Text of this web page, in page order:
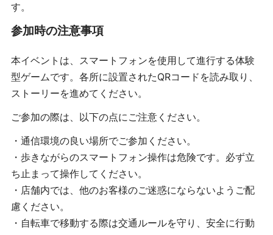
す。
参加時の注意事項
本イベントは、スマートフォンを使用して進行する体験
型ゲームです。各所に設置されたQRコードを読み取り、
ストーリーを進めてください。
ご参加の際は、以下の点にご注意ください。
・通信環境の良い場所でご参加ください。
・歩きながらのスマートフォン操作は危険です。必ず立
ち止まって操作してください。
・店舗内では、他のお客様のご迷惑にならないようご配
慮ください。
・自転車で移動する際は交通ルールを守り、安全に行動